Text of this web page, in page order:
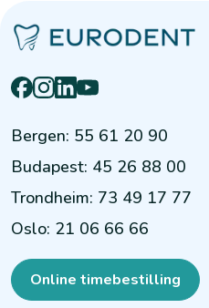
Bergen: 55 61 20 90
Budapest: 45 26 88 00
Trondheim: 73 49 17 77
Oslo: 21 06 66 66
Online timebestilling